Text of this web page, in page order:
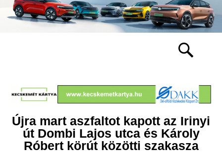
Újra mart aszfaltot kapott az Irinyi
út Dombi Lajos utca és Károly
Róbert körút közötti szakasza